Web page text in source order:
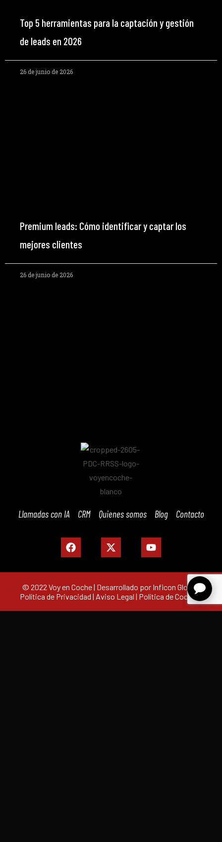
Top 5 herramientas para la captación y gestión
de leads en 2026
26 de junio de 2026
Premium leads: Cómo identificar y captar los
mejores clientes
26 de junio de 2026
Llamadas con IA CRM Quienes somos Blog Contacto
© 2022 Voy en Coche | Desarrollado por Inficon Global |
Política de Privacidad | Aviso Legal | Política de Cookies